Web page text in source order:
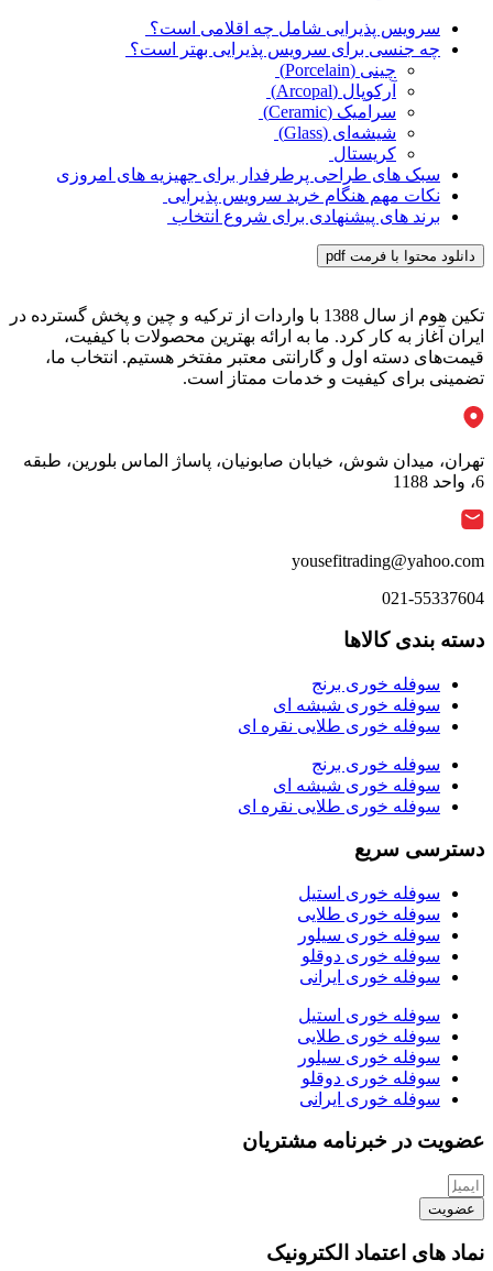
سرویس پذیرایی شامل چه اقلامی است؟
چه جنسی برای سرویس پذیرایی بهتر است؟
چینی (Porcelain)
آرکوپال (Arcopal)
سرامیک (Ceramic)
شیشه‌ای (Glass)
کریستال
سبک‌ های طراحی پرطرفدار برای جهیزیه‌ های امروزی
نکات مهم هنگام خرید سرویس پذیرایی
برند های پیشنهادی برای شروع انتخاب
دانلود محتوا با فرمت pdf
تکین هوم از سال 1388 با واردات از ترکیه و چین و پخش گسترده در
ایران آغاز به کار کرد. ما به ارائه بهترین محصولات با کیفیت،
قیمت‌های دسته اول و گارانتی معتبر مفتخر هستیم. انتخاب ما،
تضمینی برای کیفیت و خدمات ممتاز است.
تهران، میدان شوش، خیابان صابونیان، پاساژ الماس بلورین، طبقه
6، واحد 1188
yousefitrading@yahoo.com
021-55337604
دسته بندی کالاها
سوفله خوری برنج
سوفله خوری شیشه ای
سوفله خوری طلایی نقره ای
سوفله خوری برنج
سوفله خوری شیشه ای
سوفله خوری طلایی نقره ای
دسترسی سریع
سوفله خوری استیل
سوفله خوری طلایی
سوفله خوری سیلور
سوفله خوری دوقلو
سوفله خوری ایرانی
سوفله خوری استیل
سوفله خوری طلایی
سوفله خوری سیلور
سوفله خوری دوقلو
سوفله خوری ایرانی
عضویت در خبرنامه مشتریان
عضویت
نماد های اعتماد الکترونیک